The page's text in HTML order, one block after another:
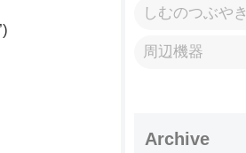
しむのつぶやき
周辺機器
Archive